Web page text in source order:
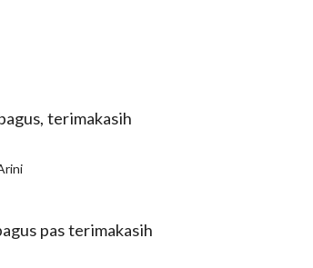
terimakasih
pas terimakasih